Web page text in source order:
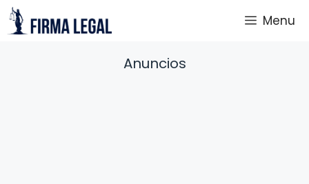
Saltar
al
Menu
Anuncios